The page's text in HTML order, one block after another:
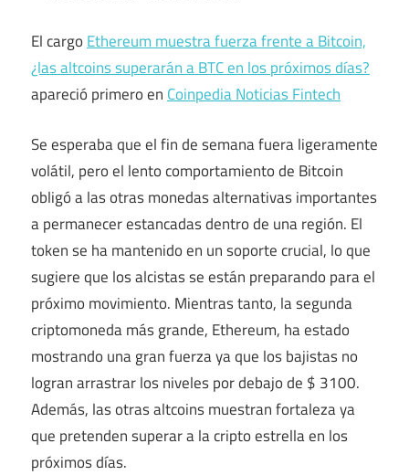
El cargo Ethereum muestra fuerza frente a Bitcoin,
¿las altcoins superarán a BTC en los próximos días?
apareció primero en Coinpedia Noticias Fintech
Se esperaba que el fin de semana fuera ligeramente
volátil, pero el lento comportamiento de Bitcoin
obligó a las otras monedas alternativas importantes
a permanecer estancadas dentro de una región. El
token se ha mantenido en un soporte crucial, lo que
sugiere que los alcistas se están preparando para el
próximo movimiento. Mientras tanto, la segunda
criptomoneda más grande, Ethereum, ha estado
mostrando una gran fuerza ya que los bajistas no
logran arrastrar los niveles por debajo de $ 3100.
Además, las otras altcoins muestran fortaleza ya
que pretenden superar a la cripto estrella en los
próximos días.